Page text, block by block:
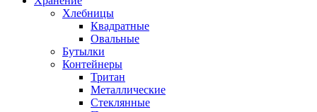
Хлебницы
Квадратные
Овальные
Бутылки
Контейнеры
Тритан
Металлические
Стеклянные